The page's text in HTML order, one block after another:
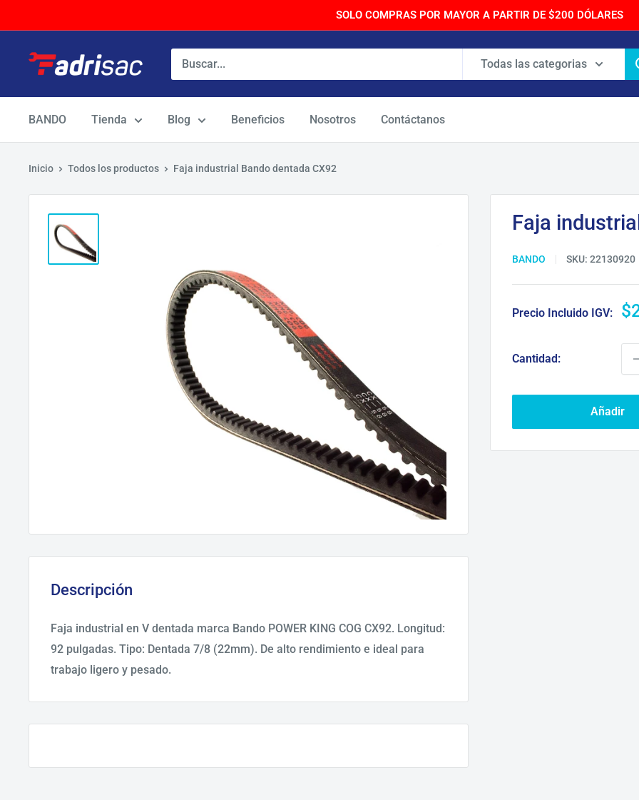
directamente
contenido
SOLO COMPRAS POR MAYOR A PARTIR DE $200 DÓLARES
Todas las categorias
BANDO Tienda Blog Beneficios Nosotros Contáctanos
Inicio Todos los productos Faja industrial Bando dentada CX92
Faja
BANDO SKU: 22130920
Precio Incluido IGV:
Cantidad:
Añadir
Descripción
Faja industrial en V dentada marca Bando POWER KING COG CX92. Longitud:
92 pulgadas. Tipo: Dentada 7/8 (22mm). De alto rendimiento e ideal para
trabajo ligero y pesado.